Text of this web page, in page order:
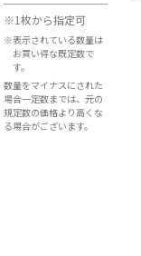
※1枚から指定可
※表示されている数量は
お買い得な既定数で
す。
数量をマイナスにされた
場合一定数までは、元の
規定数の価格より高くな
る場合がございます。